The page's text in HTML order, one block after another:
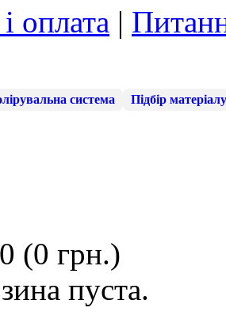
оплата |
система Підбір матеріалу
(0 грн.)
пуста.